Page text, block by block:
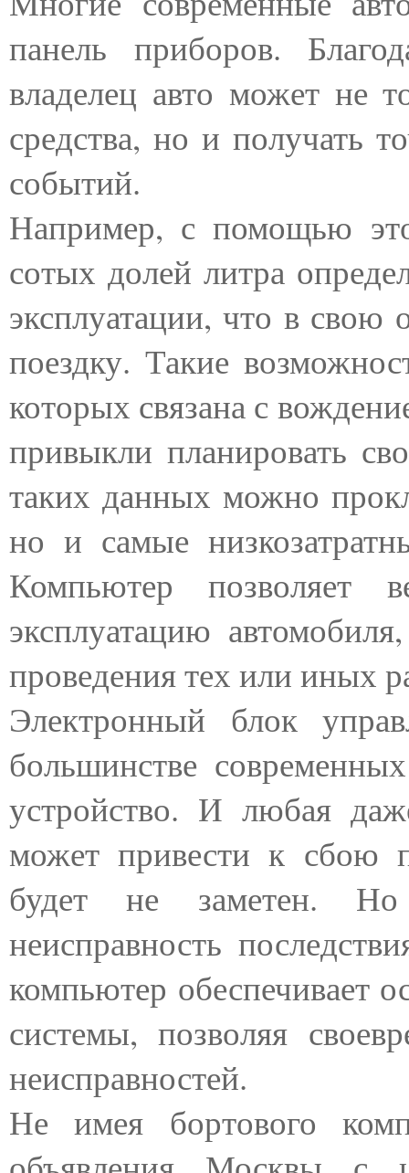
панель приборов.
владелец авто может не
средства, но и получать
событий.
Например, с помощью
сотых долей литра
эксплуатации, что в свою
поездку. Такие
которых связана с
привыкли планировать
таких данных можно
но и самые
Компьютер позволяет
эксплуатацию
проведения тех или иных
Электронный блок
большинстве
устройство. И любая
может привести к сбою
будет не заметен. Но
неисправность
компьютер обеспечивает
системы, позволяя
неисправностей.
Не имея бортового